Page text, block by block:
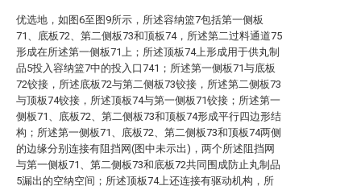
优选地，如图6至图9所示，所述容纳篮7包括第一侧板
71、底板72、第二侧板73和顶板74，所述第二过料通道75
形成在所述第一侧板71上；所述顶板74上形成用于供丸制
品5投入容纳篮7中的投入口741；所述第一侧板71与底板
72铰接，所述底板72与第二侧板73铰接，所述第二侧板73
与顶板74铰接，所述顶板74与第一侧板71铰接；所述第一
侧板71、底板72、第二侧板73和顶板74形成平行四边形结
构；所述第一侧板71、底板72、第二侧板73和顶板74两侧
的边缘分别连接有阻挡网(图中未示出)，两个所述阻挡网
与第一侧板71、第二侧板73和底板72共同围成防止丸制品
5漏出的空纳空间；所述顶板74上还连接有驱动机构，所